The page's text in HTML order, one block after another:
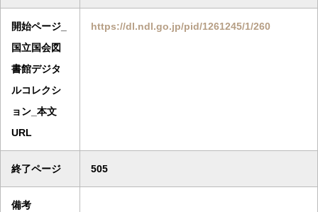
開始ページ_
国立国会図
書館デジタ
ルコレクシ
ョン_本文
URL
https://dl.ndl.go.jp/pid/1261245/1/260
終了ページ 505
備考